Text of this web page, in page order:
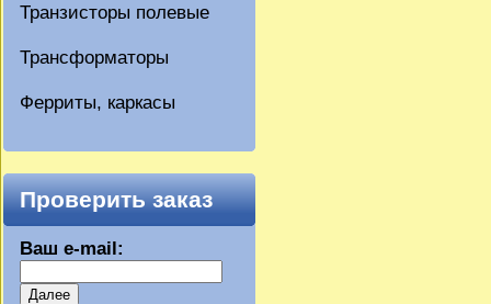
Транзисторы полевые
Трансформаторы
Ферриты, каркасы
Проверить заказ
Ваш e-mail:
Далее